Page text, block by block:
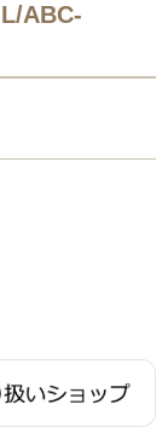
ABC-